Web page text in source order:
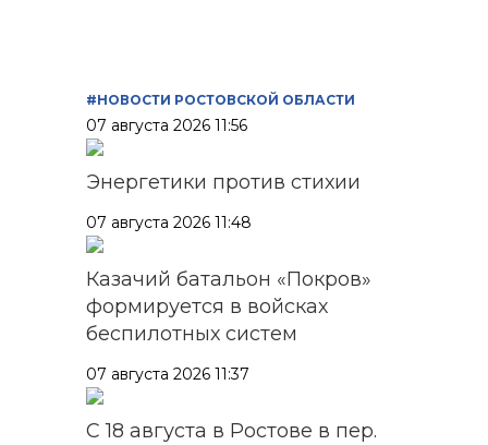
#НОВОСТИ РОСТОВСКОЙ ОБЛАСТИ
07 августа 2026 11:56
Энергетики против стихии
07 августа 2026 11:48
Казачий батальон «Покров»
формируется в войсках
беспилотных систем
07 августа 2026 11:37
С 18 августа в Ростове в пер.